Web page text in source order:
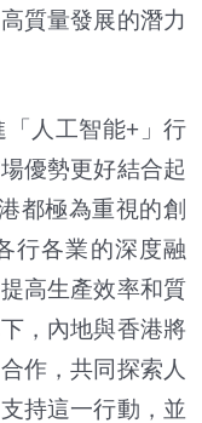
質量發展的潛力
人工智能+」行
優勢更好結合起
都極為重視的創
行各業的深度融
高生產效率和質
，內地與香港將
作，共同探索人
持這一行動，並